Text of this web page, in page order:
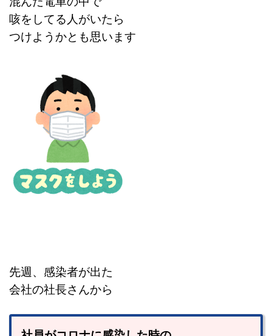
咳をしてる人がいたら
つけようかとも思います
先週、感染者が出た
会社の社長さんから